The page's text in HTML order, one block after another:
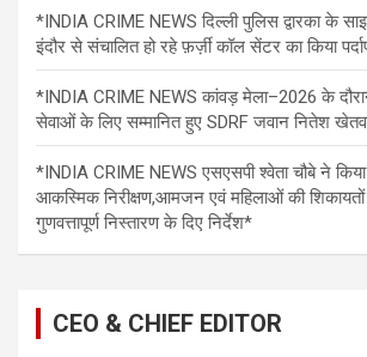
*INDIA CRIME NEWS दिल्ली पुलिस द्वारका के
इंदौर से संचालित हो रहे फ़र्ज़ी कॉल सेंटर का किया
*INDIA CRIME NEWS कांवड़ मेला–2026 के
सेवाओं के लिए सम्मानित हुए SDRF जवान नितेश
*INDIA CRIME NEWS एसएसपी श्वेता चौबे ने
आकस्मिक निरीक्षण,आमजन एवं महिलाओं की शिकायतों
गुणवत्तापूर्ण निस्तारण के दिए निर्देश*
CEO & CHIEF EDITOR